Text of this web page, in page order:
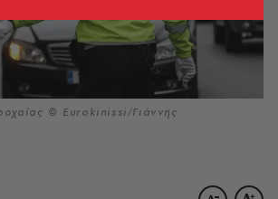
© Eurokinissi/Γιάννης